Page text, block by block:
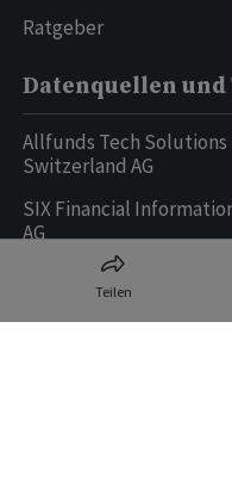
Teilen
Ratgeber
Datenquellen
Allfunds Tech Solutions
Switzerland AG
SIX Financial
AG
Ringier AG | Ringier